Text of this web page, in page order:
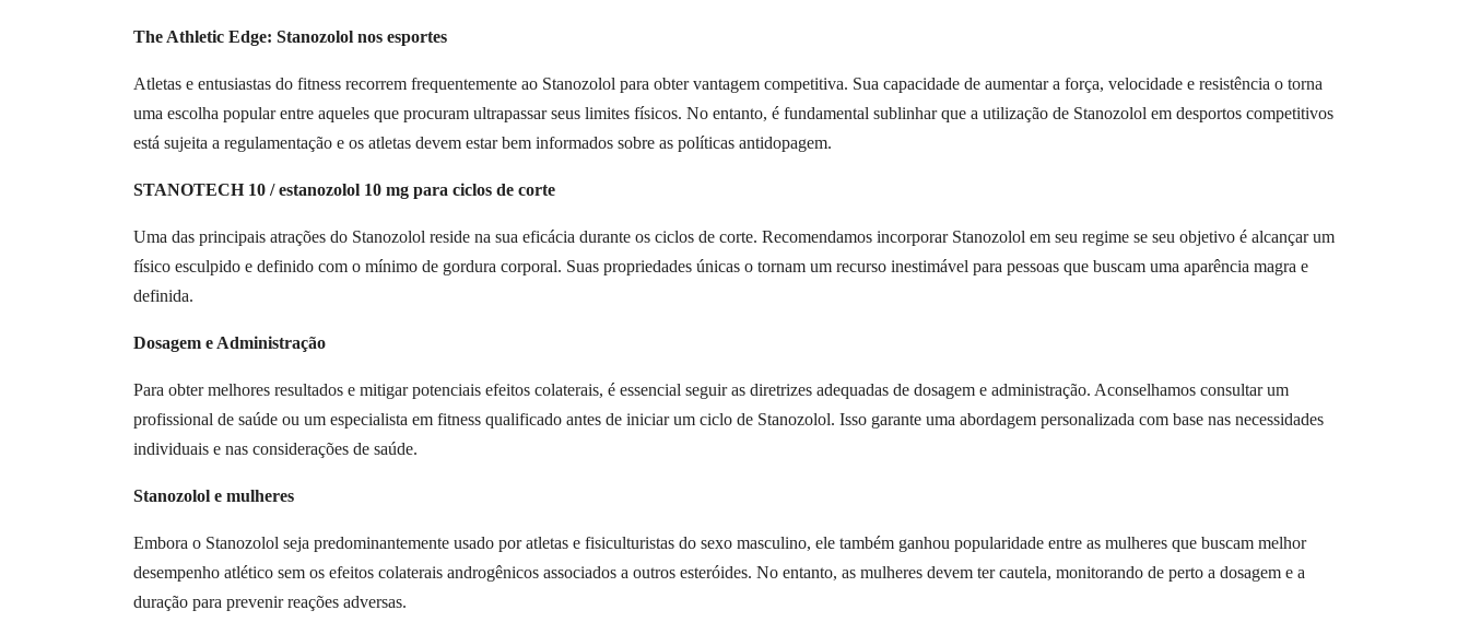
The Athletic Edge: Stanozolol nos esportes
Atletas e entusiastas do fitness recorrem frequentemente ao Stanozolol para obter vantagem competitiva. Sua capacidade de aumentar a força, velocidade e resistência o torna
uma escolha popular entre aqueles que procuram ultrapassar seus limites físicos. No entanto, é fundamental sublinhar que a utilização de Stanozolol em desportos competitivos
está sujeita a regulamentação e os atletas devem estar bem informados sobre as políticas antidopagem.
STANOTECH 10 / estanozolol 10 mg para ciclos de corte
Uma das principais atrações do Stanozolol reside na sua eficácia durante os ciclos de corte. Recomendamos incorporar Stanozolol em seu regime se seu objetivo é alcançar um
físico esculpido e definido com o mínimo de gordura corporal. Suas propriedades únicas o tornam um recurso inestimável para pessoas que buscam uma aparência magra e
definida.
Dosagem e Administração
Para obter melhores resultados e mitigar potenciais efeitos colaterais, é essencial seguir as diretrizes adequadas de dosagem e administração. Aconselhamos consultar um
profissional de saúde ou um especialista em fitness qualificado antes de iniciar um ciclo de Stanozolol. Isso garante uma abordagem personalizada com base nas necessidades
individuais e nas considerações de saúde.
Stanozolol e mulheres
Embora o Stanozolol seja predominantemente usado por atletas e fisiculturistas do sexo masculino, ele também ganhou popularidade entre as mulheres que buscam melhor
desempenho atlético sem os efeitos colaterais androgênicos associados a outros esteróides. No entanto, as mulheres devem ter cautela, monitorando de perto a dosagem e a
duração para prevenir reações adversas.